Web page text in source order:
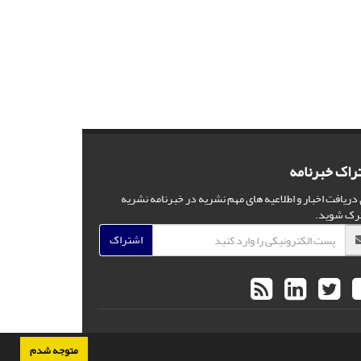
متوجه شدم
خبرنامه
دریافت اخبار و اطلاعیه های مهم نشریه در خبرنامه نشریه
شوید.
اشتراک